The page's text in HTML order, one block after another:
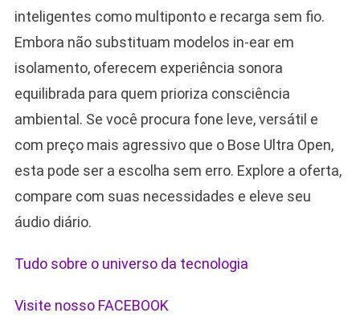
inteligentes como multiponto e recarga sem fio.
Embora não substituam modelos in-ear em
isolamento, oferecem experiência sonora
equilibrada para quem prioriza consciência
ambiental. Se você procura fone leve, versátil e
com preço mais agressivo que o Bose Ultra Open,
esta pode ser a escolha sem erro. Explore a oferta,
compare com suas necessidades e eleve seu
áudio diário.
Tudo sobre o universo da tecnologia
Visite nosso FACEBOOK